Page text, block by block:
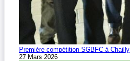
Première compétition SGBFC à Chailly
27 Mars 2026